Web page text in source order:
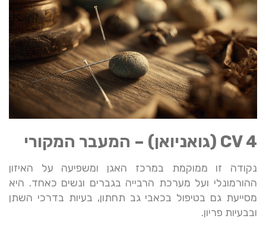
CV 4 (גואניואן) – המעבר המקורי
נקודה זו ממוקמת במרכז האגן ומשפיעה על האיזון
ההורמונלי ועל מערכת הרבייה בגברים ונשים כאחד. היא
מסייעת גם בטיפול בכאבי גב תחתון, בעיות בדרכי השתן
ובבעיות פריון.